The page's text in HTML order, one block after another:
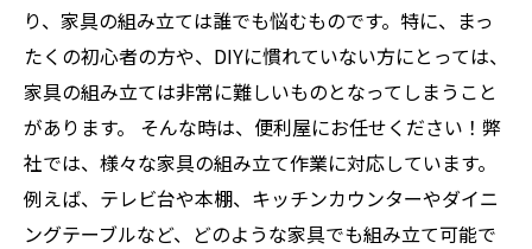
り、家具の組み立ては誰でも悩むものです。特に、まっ
たくの初心者の方や、DIYに慣れていない方にとっては、
家具の組み立ては非常に難しいものとなってしまうこと
があります。 そんな時は、便利屋にお任せください！弊
社では、様々な家具の組み立て作業に対応しています。
例えば、テレビ台や本棚、キッチンカウンターやダイニ
ングテーブルなど、どのような家具でも組み立て可能で